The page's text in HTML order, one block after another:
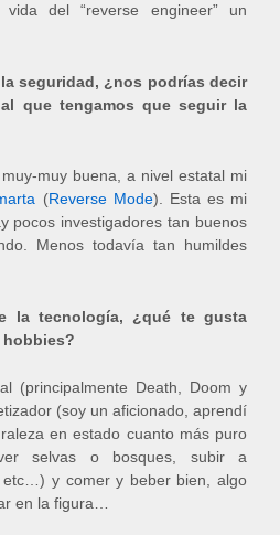
del “reverse engineer” un
seguridad, ¿nos podrías decir
que tengamos que seguir la
muy buena, a nivel estatal mi
(Reverse Mode). Esta es mi
pocos investigadores tan buenos
Menos todavía tan humildes
la tecnología, ¿qué te gusta
hobbies?
(principalmente Death, Doom y
(soy un aficionado, aprendí
en estado cuanto más puro
selvas o bosques, subir a
etc…) y comer y beber bien, algo
en la figura…